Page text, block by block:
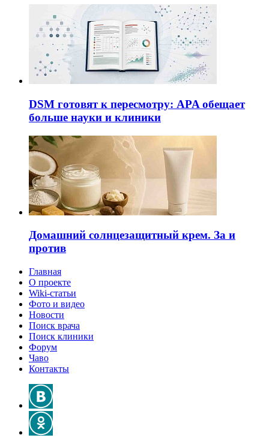
DSM готовят к пересмотру: APA обещает
больше науки и клиники
Домашний солнцезащитный крем. За и
против
Главная
О проекте
Wiki-статьи
Фото и видео
Новости
Поиск врача
Поиск клиники
Форум
Чаво
Контакты